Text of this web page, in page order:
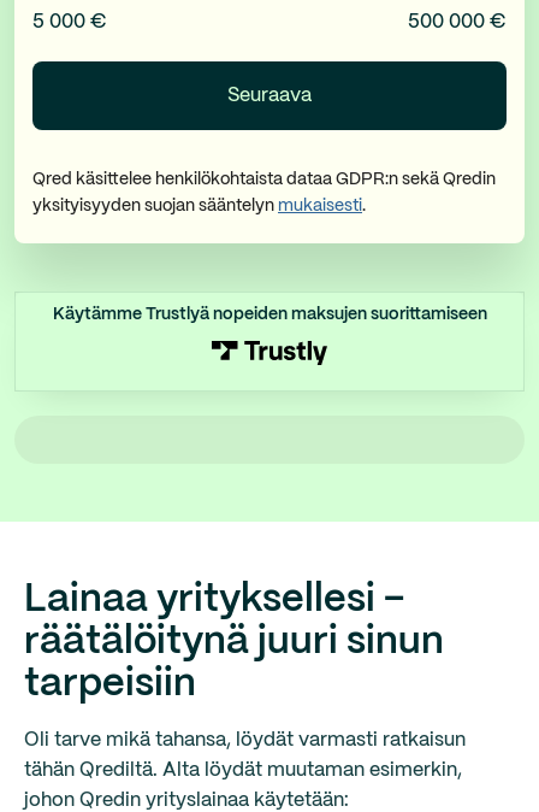
5 000 € 500 000 €
Qred käsittelee henkilökohtaista dataa GDPR:n sekä Qredin
yksityisyyden suojan sääntelyn mukaisesti.
Käytämme Trustlyä nopeiden maksujen suorittamiseen
Lainaa yrityksellesi –
räätälöitynä juuri sinun
tarpeisiin
Oli tarve mikä tahansa, löydät varmasti ratkaisun
tähän Qrediltä. Alta löydät muutaman esimerkin,
johon Qredin yrityslainaa käytetään: